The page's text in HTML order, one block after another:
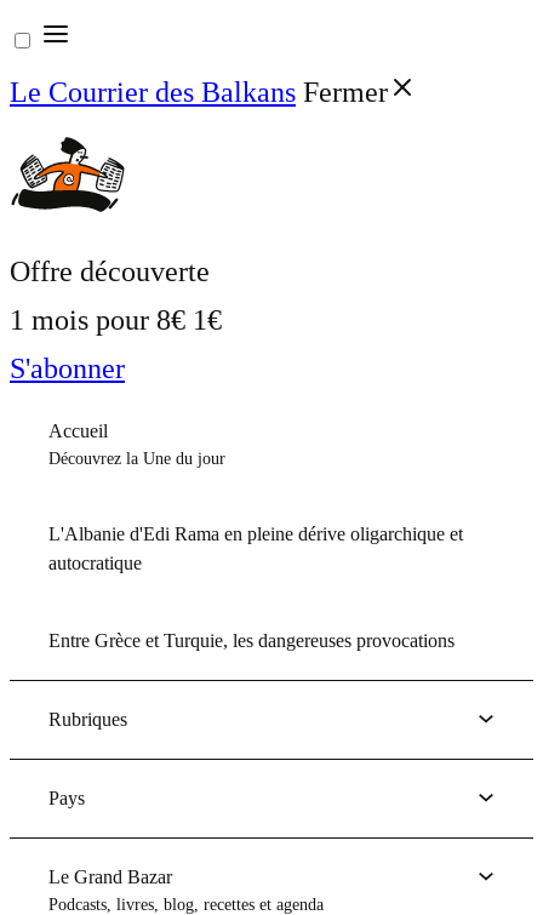
Aller
au
contenu
Le Courrier des Balkans Fermer
Offre découverte
1 mois pour 8€ 1€
S'abonner
Accueil
Découvrez la Une du jour
L'Albanie d'Edi Rama en pleine dérive oligarchique et
autocratique
Entre Grèce et Turquie, les dangereuses provocations
Rubriques
Pays
Le Grand Bazar
Podcasts, livres, blog, recettes et agenda